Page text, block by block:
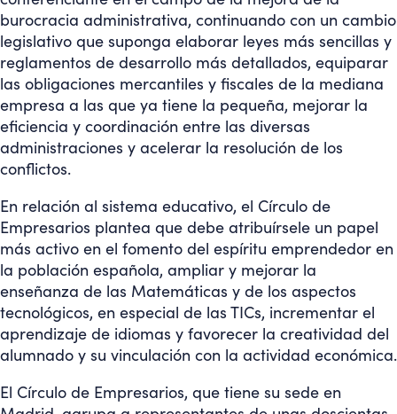
burocracia administrativa, continuando con un cambio
legislativo que suponga elaborar leyes más sencillas y
reglamentos de desarrollo más detallados, equiparar
las obligaciones mercantiles y fiscales de la mediana
empresa a las que ya tiene la pequeña, mejorar la
eficiencia y coordinación entre las diversas
administraciones y acelerar la resolución de los
conflictos.
En relación al sistema educativo, el Círculo de
Empresarios plantea que debe atribuírsele un papel
más activo en el fomento del espíritu emprendedor en
la población española, ampliar y mejorar la
enseñanza de las Matemáticas y de los aspectos
tecnológicos, en especial de las TICs, incrementar el
aprendizaje de idiomas y favorecer la creatividad del
alumnado y su vinculación con la actividad económica.
El Círculo de Empresarios, que tiene su sede en